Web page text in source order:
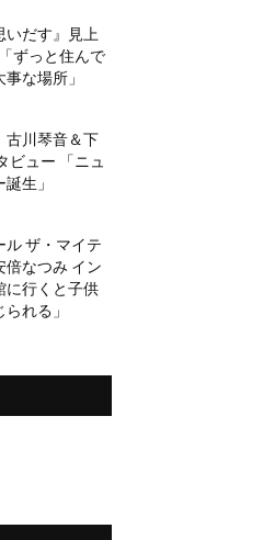
いだす』見上
ずっと住んで
な場所」
古川琴音＆下
ビュー 「ニュ
生」
ル ザ・マイテ
倍なつみ イン
に行くと子供
れる」